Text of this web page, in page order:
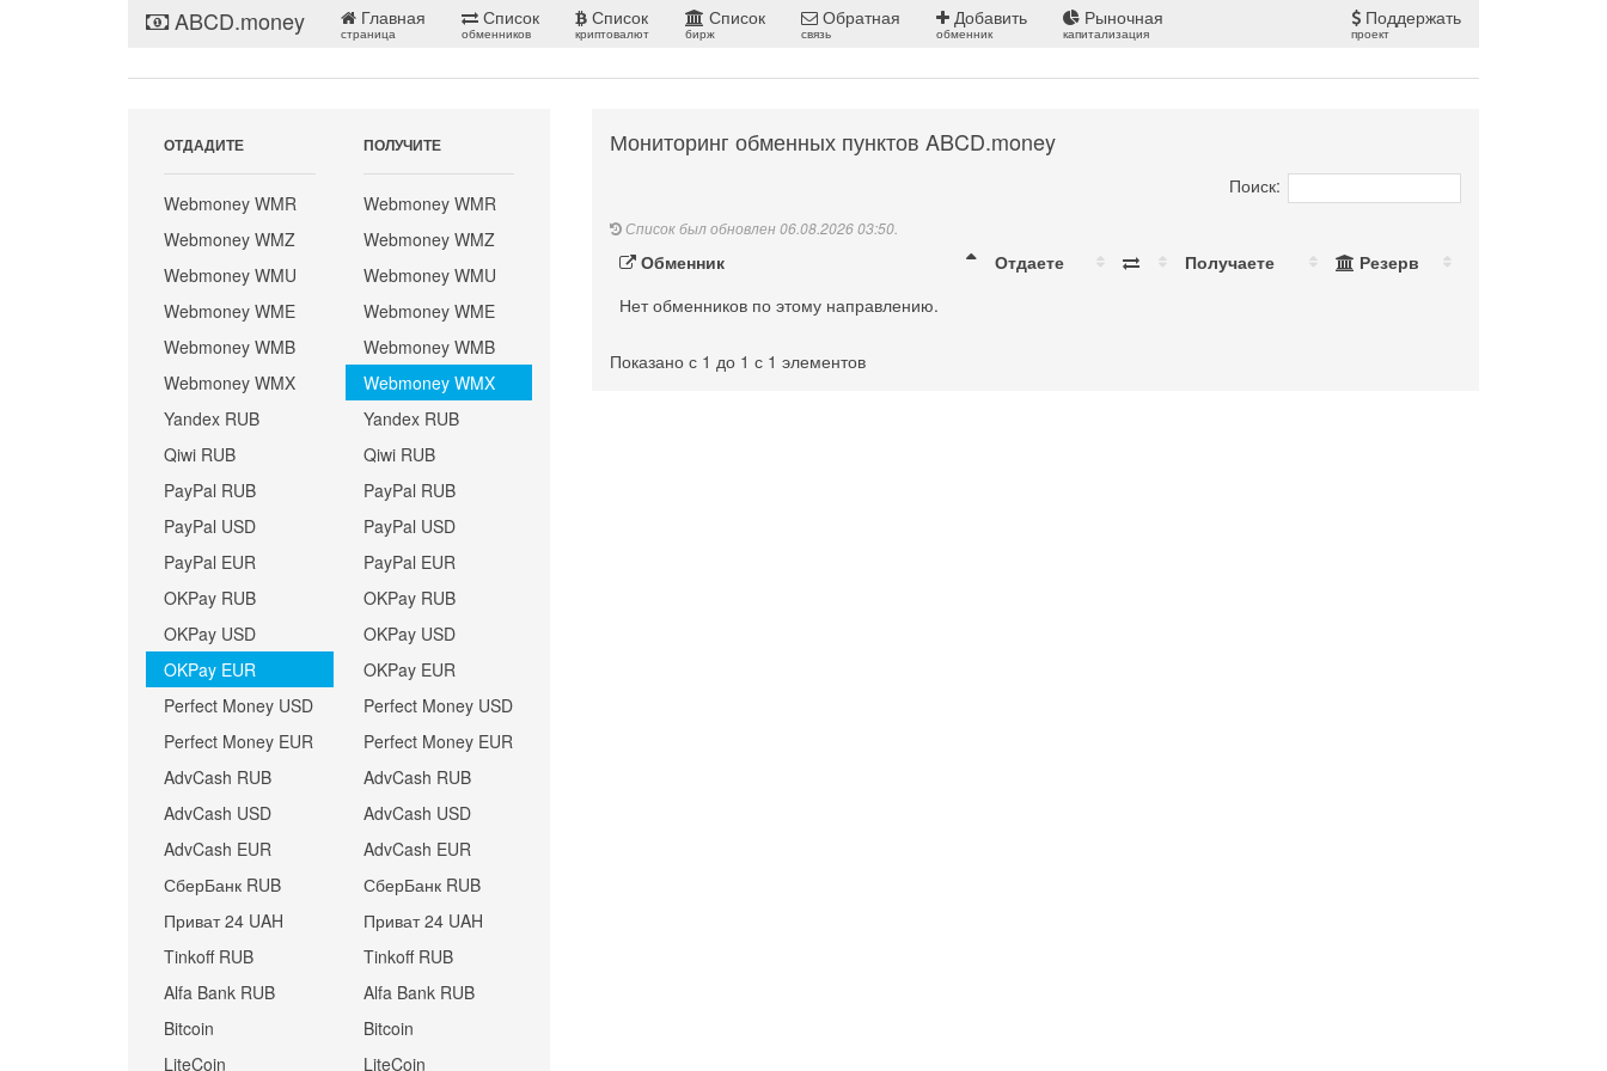
ABCD.money Главная
страница
Список
обменников
Список
криптовалют
Список
бирж
Обратная
связь
Добавить
обменник
Рыночная
капитализация
Поддержать
проект
ОТДАДИТЕ
Webmoney WMR
Webmoney WMZ
Webmoney WMU
Webmoney WME
Webmoney WMB
Webmoney WMX
Yandex RUB
Qiwi RUB
PayPal RUB
PayPal USD
PayPal EUR
OKPay RUB
OKPay USD
OKPay EUR
Perfect Money USD
Perfect Money EUR
AdvCash RUB
AdvCash USD
AdvCash EUR
СберБанк RUB
Приват 24 UAH
Tinkoff RUB
Alfa Bank RUB
Bitcoin
LiteCoin
ПОЛУЧИТЕ
Webmoney WMR
Webmoney WMZ
Webmoney WMU
Webmoney WME
Webmoney WMB
Webmoney WMX
Yandex RUB
Qiwi RUB
PayPal RUB
PayPal USD
PayPal EUR
OKPay RUB
OKPay USD
OKPay EUR
Perfect Money USD
Perfect Money EUR
AdvCash RUB
AdvCash USD
AdvCash EUR
СберБанк RUB
Приват 24 UAH
Tinkoff RUB
Alfa Bank RUB
Bitcoin
LiteCoin
Мониторинг обменных пунктов ABCD.money
Поиск:
Список был обновлен 06.08.2026 03:50.
Обменник Отдаете Получаете
Резерв
Нет обменников по этому направлению.
Показано с 1 до 1 с 1 элементов